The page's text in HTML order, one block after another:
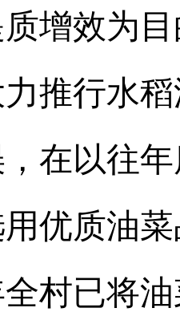
增效为
推行水
在以往
优质油
村已将